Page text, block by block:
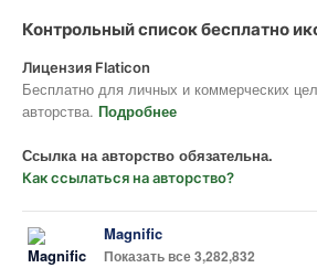
Контрольный список бесплатно
Лицензия Flaticon
Бесплатно для личных и коммерческих
авторства. Подробнее
Ссылка на авторство обязательна.
Как ссылаться на авторство?
Magnific
Показать все 3,282,832